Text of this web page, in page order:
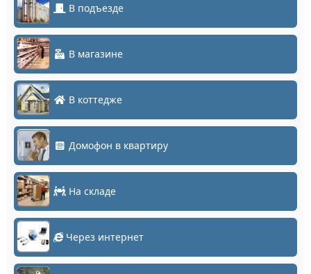
В подъезде
В магазине
В коттедже
Домофон в квартиру
На складе
Через интернет